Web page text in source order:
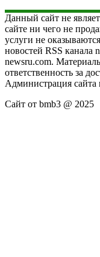
Данный сайт не
сайте ни чего не
услуги не
новостей RSS канала
newsru.com.
ответственность за
Администрация сайта
Сайт от bmb3 @ 2025